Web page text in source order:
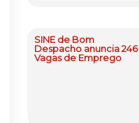
SINE de Bom
Despacho anuncia 246
Vagas de Emprego